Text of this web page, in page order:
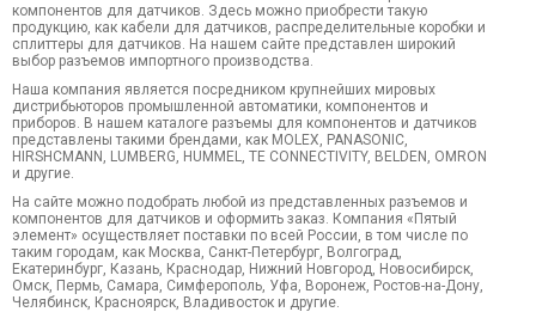
компонентов для датчиков. Здесь можно приобрести такую
продукцию, как кабели для датчиков, распределительные коробки и
сплиттеры для датчиков. На нашем сайте представлен широкий
выбор разъемов импортного производства.
Наша компания является посредником крупнейших мировых
дистрибьюторов промышленной автоматики, компонентов и
приборов. В нашем каталоге разъемы для компонентов и датчиков
представлены такими брендами, как MOLEX, PANASONIC,
HIRSHCMANN, LUMBERG, HUMMEL, TE CONNECTIVITY, BELDEN, OMRON
и другие.
На сайте можно подобрать любой из представленных разъемов и
компонентов для датчиков и оформить заказ. Компания «Пятый
элемент» осуществляет поставки по всей России, в том числе по
таким городам, как Москва, Санкт-Петербург, Волгоград,
Екатеринбург, Казань, Краснодар, Нижний Новгород, Новосибирск,
Омск, Пермь, Самара, Симферополь, Уфа, Воронеж, Ростов-на-Дону,
Челябинск, Красноярск, Владивосток и другие.